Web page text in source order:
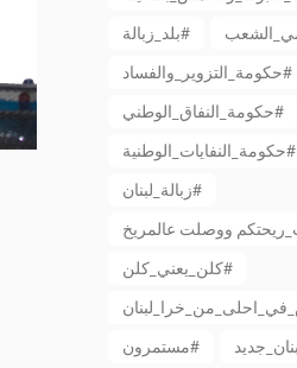
بلد_زبالة#
حكومة_التزوير_والفساد#
حكومة_النفاق_الوطني#
حكومة_النفايات_الوطنية#
زبالة_لبنان#
كلن_يعني_كلن#
مستمرون#